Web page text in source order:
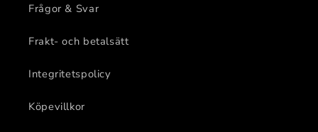
Frågor & Svar
Frakt- och betalsätt
Integritetspolicy
Köpevillkor